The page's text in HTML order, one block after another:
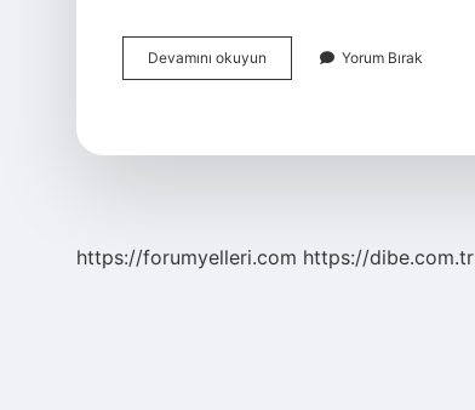
Devamını okuyun
Korku
Yorum Bırak
https://forumyelleri.com https://dibe.com.tr